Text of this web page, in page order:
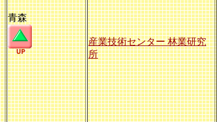
青森
産業技術センター 林業研究
所